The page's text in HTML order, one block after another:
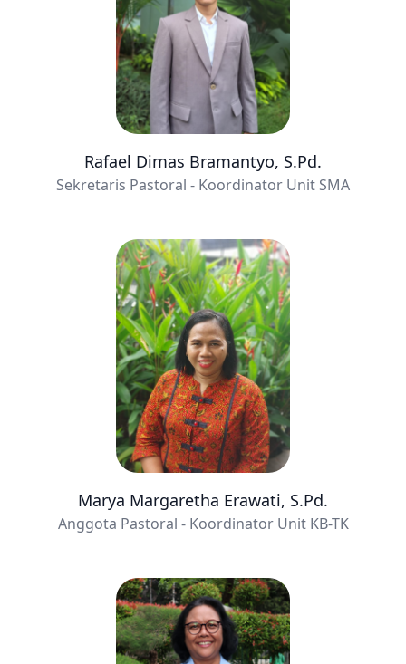
Rafael Dimas Bramantyo, S.Pd.
Sekretaris Pastoral - Koordinator Unit SMA
Marya Margaretha Erawati, S.Pd.
Anggota Pastoral - Koordinator Unit KB-TK